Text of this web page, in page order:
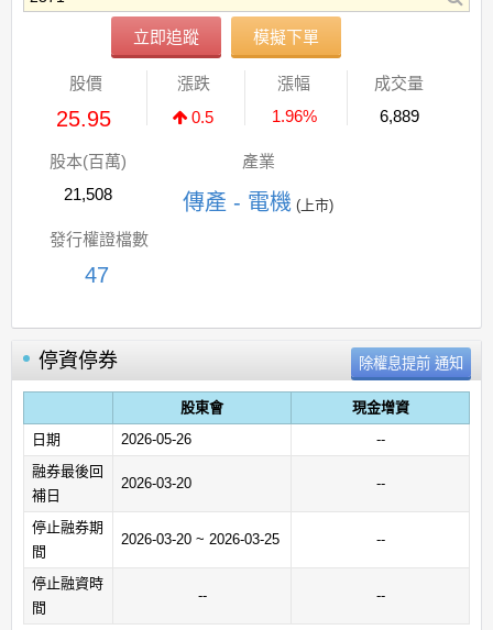
立即追蹤 模擬下單
股價
25.95
漲跌
0.5
漲幅
1.96%
成交量
6,889
股本(百萬)
21,508
產業
傳產 - 電機 (上市)
發行權證檔數
47
停資停券
股東會
現金增資
日期
2026-05-26
--
融券最後回
補日
2026-03-20 --
停止融券期
間
2026-03-20 ~ 2026-03-25 --
停止融資時
間
-- --